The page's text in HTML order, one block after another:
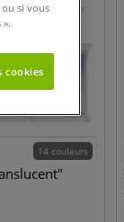
14 couleurs
si vous
cookies